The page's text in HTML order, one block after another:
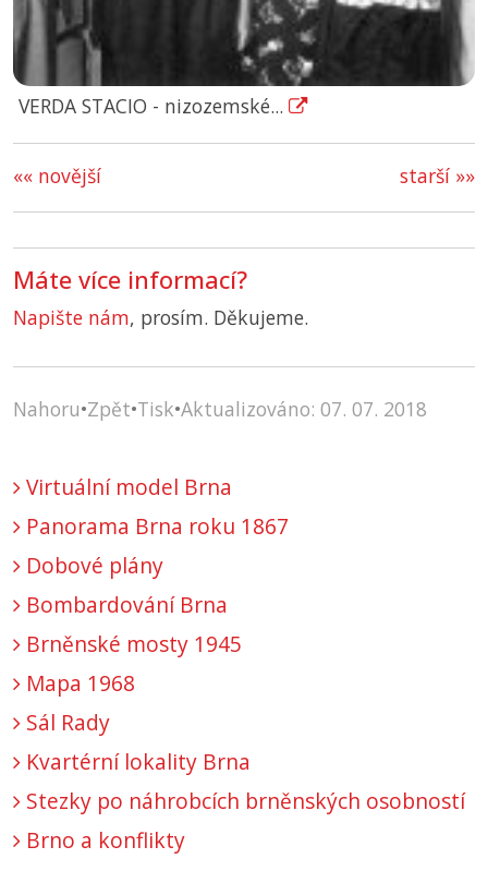
VERDA STACIO - nizozemské...
starší »»
«« novější
Máte více informací?
Napište nám, prosím. Děkujeme.
Nahoru•Zpět•Tisk•Aktualizováno: 07. 07. 2018
Virtuální model Brna
Panorama Brna roku 1867
Dobové plány
Bombardování Brna
Brněnské mosty 1945
Mapa 1968
Sál Rady
Kvartérní lokality Brna
Stezky po náhrobcích brněnských osobností
Brno a konflikty